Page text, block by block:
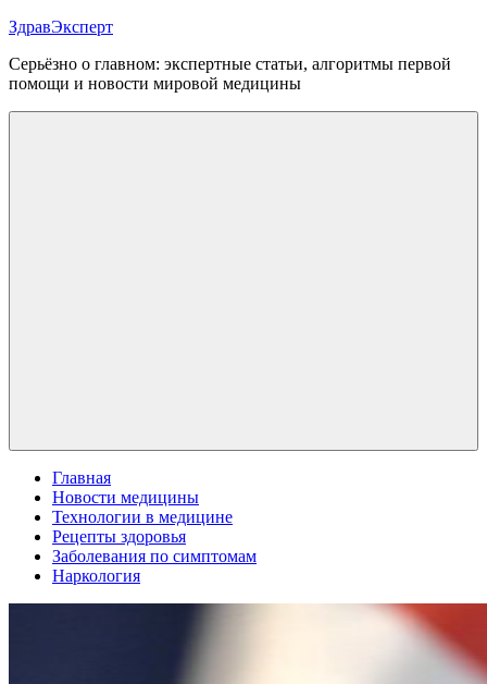
Перейти
содержимому
ЗдравЭксперт
Серьёзно о главном: экспертные статьи, алгоритмы первой
помощи и новости мировой медицины
Главная
Новости медицины
Технологии в медицине
Рецепты здоровья
Заболевания по симптомам
Наркология